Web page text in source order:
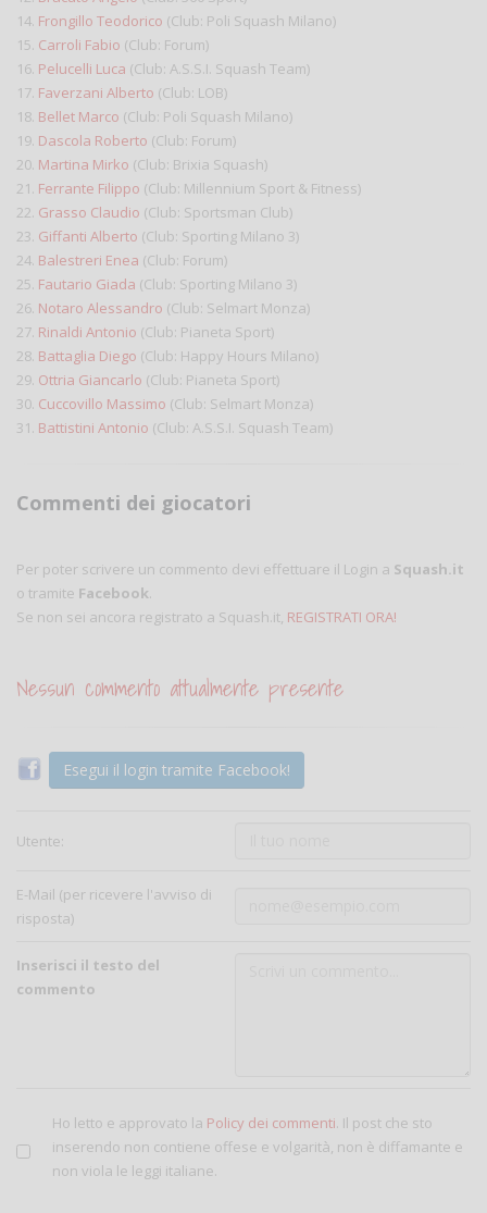
14. Frongillo Teodorico (Club: Poli Squash Milano)
15. Carroli Fabio (Club: Forum)
16. Pelucelli Luca (Club: A.S.S.I. Squash Team)
17. Faverzani Alberto (Club: LOB)
18. Bellet Marco (Club: Poli Squash Milano)
19. Dascola Roberto (Club: Forum)
20. Martina Mirko (Club: Brixia Squash)
21. Ferrante Filippo (Club: Millennium Sport & Fitness)
22. Grasso Claudio (Club: Sportsman Club)
23. Giffanti Alberto (Club: Sporting Milano 3)
24. Balestreri Enea (Club: Forum)
25. Fautario Giada (Club: Sporting Milano 3)
26. Notaro Alessandro (Club: Selmart Monza)
27. Rinaldi Antonio (Club: Pianeta Sport)
28. Battaglia Diego (Club: Happy Hours Milano)
29. Ottria Giancarlo (Club: Pianeta Sport)
30. Cuccovillo Massimo (Club: Selmart Monza)
31. Battistini Antonio (Club: A.S.S.I. Squash Team)
Commenti dei giocatori
Per poter scrivere un commento devi effettuare il Login a Squash.it
o tramite Facebook.
Se non sei ancora registrato a Squash.it, REGISTRATI ORA!
Nessun commento attualmente presente
Esegui il login tramite Facebook!
Utente:
E-Mail (per ricevere l'avviso di
risposta)
Inserisci il testo del
commento
Ho letto e approvato la Policy dei commenti. Il post che sto
inserendo non contiene offese e volgarità, non è diffamante e
non viola le leggi italiane.